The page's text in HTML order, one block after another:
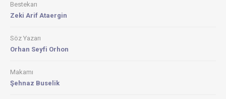
Bestekarı
Zeki Arif Ataergin
Söz Yazarı
Orhan Seyfi Orhon
Makamı
Şehnaz Buselik